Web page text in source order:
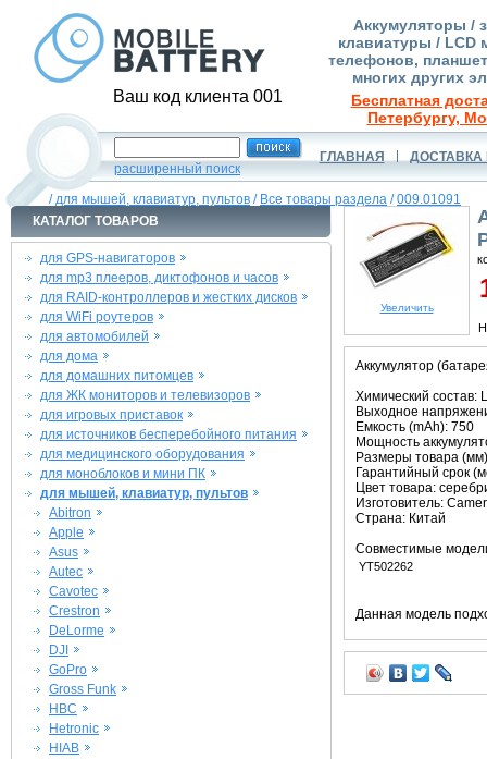
Ваш код клиента 001
Аккумуляторы /
клавиатуры / LCD
телефонов,
многих других
Бесплатная
Петербургу,
расширенный поиск
ГЛАВНАЯ ДОСТАВКА
/для мышей, клавиатур, пультов / Все товары раздела /009.01091
КАТАЛОГ ТОВАРОВ
для GPS-навигаторов
для mp3 плееров, диктофонов и часов
для RAID-контроллеров и жестких дисков
для WiFi роутеров
для автомобилей
для дома
для домашних питомцев
для ЖК мониторов и телевизоров
для игровых приставок
для источников бесперебойного питания
для медицинского оборудования
для моноблоков и мини ПК
для мышей, клавиатур, пультов
Abitron
Apple
Asus
Autec
Cavotec
Crestron
DeLorme
DJI
GoPro
Gross Funk
HBC
Hetronic
HIAB
Увеличить
Аккумулятор
Химический состав:
Выходное
Емкость (mAh): 750
Мощность
Размеры товара
Гарантийный срок
Цвет товара:
Изготовитель:
Страна: Китай
Совместимые
YT502262
Данная модель